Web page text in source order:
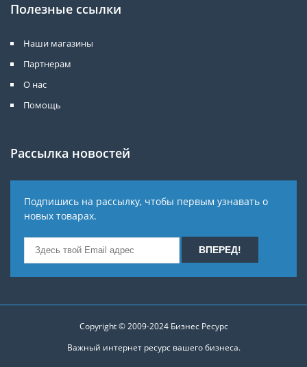
Полезные ссылки
Наши магазины
Партнерам
О нас
Помощь
Рассылка новостей
Подпишись на рассылку, чтобы первым узнавать о
новых товарах.
Copyright © 2009-2024 Бизнес Ресурс
Важный интернет ресурс вашего бизнеса.